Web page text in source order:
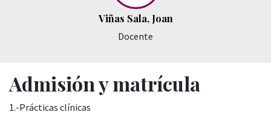
Viñas Sala, Joan
Docente
Admisión y matrícula
1.-Prácticas clínicas